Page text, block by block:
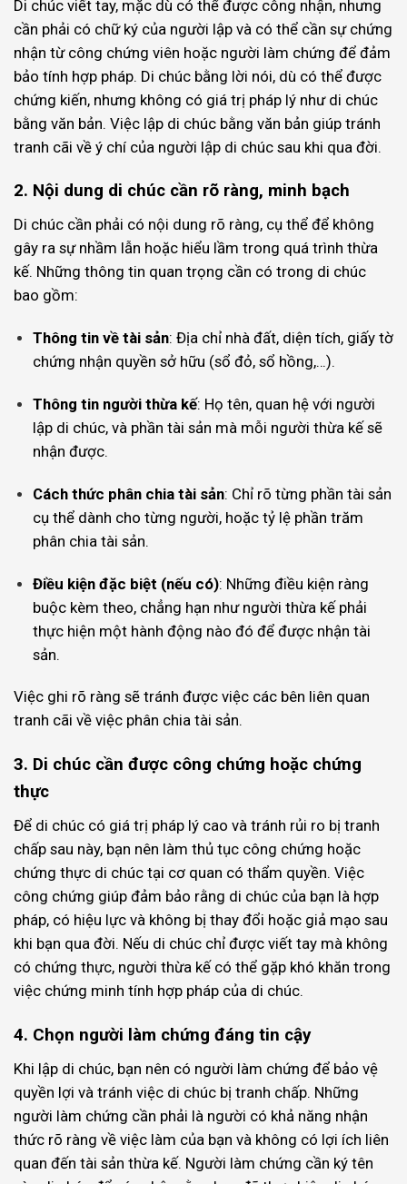
Di chúc viết tay, mặc dù có thể được công nhận, nhưng
cần phải có chữ ký của người lập và có thể cần sự chứng
nhận từ công chứng viên hoặc người làm chứng để đảm
bảo tính hợp pháp. Di chúc bằng lời nói, dù có thể được
chứng kiến, nhưng không có giá trị pháp lý như di chúc
bằng văn bản. Việc lập di chúc bằng văn bản giúp tránh
tranh cãi về ý chí của người lập di chúc sau khi qua đời.
2. Nội dung di chúc cần rõ ràng, minh bạch
Di chúc cần phải có nội dung rõ ràng, cụ thể để không
gây ra sự nhầm lẫn hoặc hiểu lầm trong quá trình thừa
kế. Những thông tin quan trọng cần có trong di chúc
bao gồm:
Thông tin về tài sản: Địa chỉ nhà đất, diện tích, giấy tờ
chứng nhận quyền sở hữu (sổ đỏ, sổ hồng,…).
Thông tin người thừa kế: Họ tên, quan hệ với người
lập di chúc, và phần tài sản mà mỗi người thừa kế sẽ
nhận được.
Cách thức phân chia tài sản: Chỉ rõ từng phần tài sản
cụ thể dành cho từng người, hoặc tỷ lệ phần trăm
phân chia tài sản.
Điều kiện đặc biệt (nếu có): Những điều kiện ràng
buộc kèm theo, chẳng hạn như người thừa kế phải
thực hiện một hành động nào đó để được nhận tài
sản.
Việc ghi rõ ràng sẽ tránh được việc các bên liên quan
tranh cãi về việc phân chia tài sản.
3. Di chúc cần được công chứng hoặc chứng
thực
Để di chúc có giá trị pháp lý cao và tránh rủi ro bị tranh
chấp sau này, bạn nên làm thủ tục công chứng hoặc
chứng thực di chúc tại cơ quan có thẩm quyền. Việc
công chứng giúp đảm bảo rằng di chúc của bạn là hợp
pháp, có hiệu lực và không bị thay đổi hoặc giả mạo sau
khi bạn qua đời. Nếu di chúc chỉ được viết tay mà không
có chứng thực, người thừa kế có thể gặp khó khăn trong
việc chứng minh tính hợp pháp của di chúc.
4. Chọn người làm chứng đáng tin cậy
Khi lập di chúc, bạn nên có người làm chứng để bảo vệ
quyền lợi và tránh việc di chúc bị tranh chấp. Những
người làm chứng cần phải là người có khả năng nhận
thức rõ ràng về việc làm của bạn và không có lợi ích liên
quan đến tài sản thừa kế. Người làm chứng cần ký tên